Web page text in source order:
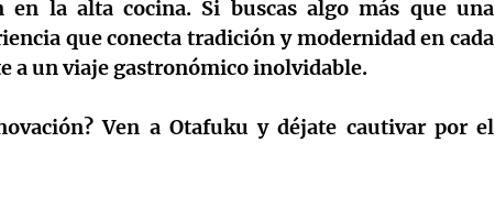
en la alta cocina. Si buscas algo más que una
que conecta tradición y modernidad en cada
a un viaje gastronómico inolvidable.
Ven a Otafuku y déjate cautivar por el